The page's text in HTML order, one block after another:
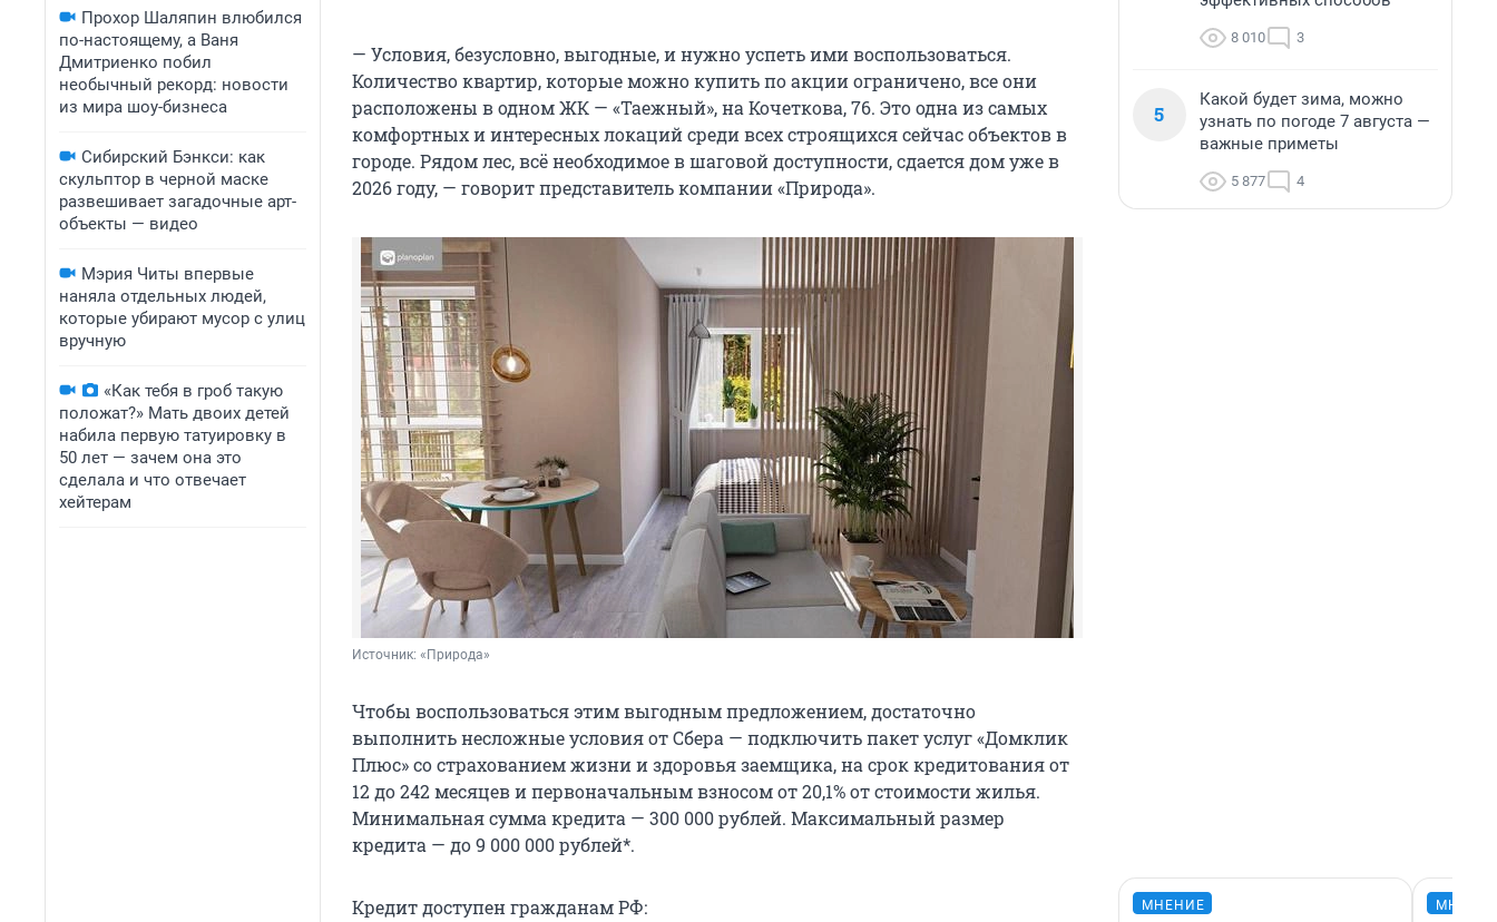
Прохор Шаляпин влюбился
по-настоящему, а Ваня
Дмитриенко побил
необычный рекорд: новости
из мира шоу-бизнеса
Сибирский Бэнкси: как
скульптор в черной маске
развешивает загадочные арт-
объекты — видео
Мэрия Читы впервые
наняла отдельных людей,
которые убирают мусор с улиц
вручную
«Как тебя в гроб такую
положат?» Мать двоих детей
набила первую татуировку в
50 лет — зачем она это
сделала и что отвечает
хейтерам
— Условия, безусловно, выгодные, и нужно успеть ими воспользоваться.
Количество квартир, которые можно купить по акции ограничено, все они
расположены в одном ЖК — «Таежный», на Кочеткова, 76. Это одна из самых
комфортных и интересных локаций среди всех строящихся сейчас объектов в
городе. Рядом лес, всё необходимое в шаговой доступности, сдается дом уже в
2026 году, — говорит представитель компании «Природа».
Источник: «Природа»
Чтобы воспользоваться этим выгодным предложением, достаточно
выполнить несложные условия от Сбера — подключить пакет услуг «Домклик
Плюс» со страхованием жизни и здоровья заемщика, на срок кредитования от
12 до 242 месяцев и первоначальным взносом от 20,1% от стоимости жилья.
Минимальная сумма кредита — 300 000 рублей. Максимальный размер
кредита — до 9 000 000 рублей*.
Кредит доступен гражданам РФ:
8 010 3
5
Какой будет зима, можно
узнать по погоде 7 августа —
важные приметы
5 877 4
МНЕНИЕ